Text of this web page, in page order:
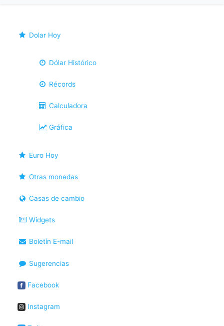
Dolar Hoy
Dólar Histórico
Récords
Calculadora
Gráfica
Euro Hoy
Otras monedas
Casas de cambio
Widgets
Boletín E-mail
Sugerencias
Facebook
Instagram